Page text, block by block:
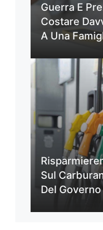
Guerra E
Costare
A Una
Sul
Del